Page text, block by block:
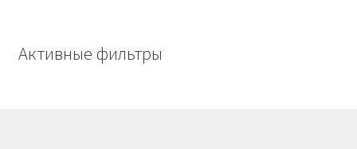
Активные фильтры